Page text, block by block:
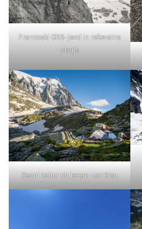
Francoski GRS-jevci in reševalna
akcija
Bazni tabor ob jezeru Lac Bleu